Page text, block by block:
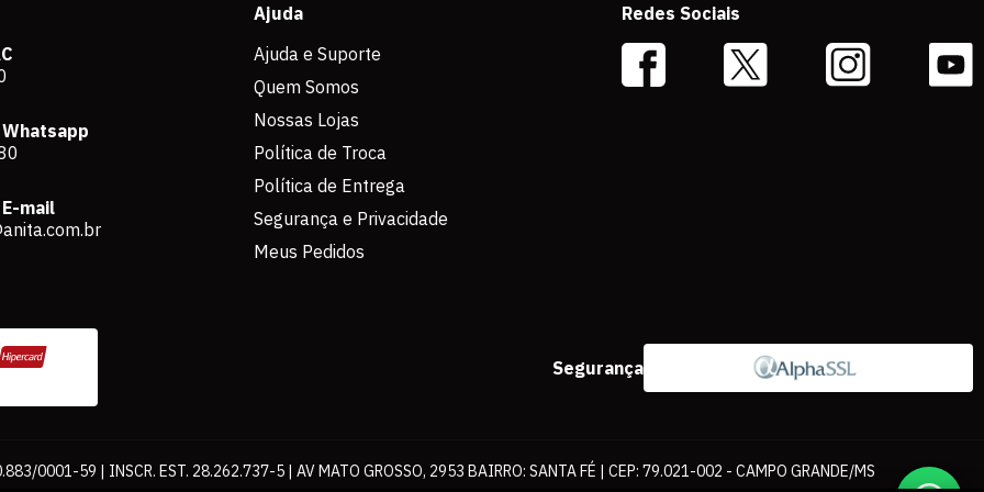
mail
Ajuda
Ajuda e Suporte
Quem Somos
Nossas Lojas
Política de Troca
Política de Entrega
Segurança e Privacidade
Meus Pedidos
Redes Sociais
Segurança
0001-59 | INSCR. EST. 28.262.737-5 | AV MATO GROSSO, 2953 BAIRRO: SANTA FÉ | CEP: 79.021-002 - CAMPO GRANDE/MS